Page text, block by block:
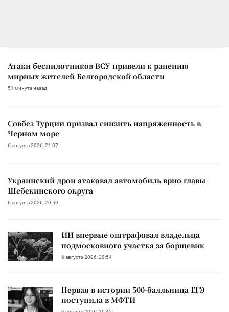
Атаки беспилотников ВСУ привели к ранению
мирных жителей Белгородской области
51 минута назад
Совбез Турции призвал снизить напряженность в
Черном море
6 августа 2026, 21:07
Украинский дрон атаковал автомобиль врио главы
Шебекинского округа
6 августа 2026, 20:59
ИИ впервые оштрафовал владельца
подмосковного участка за борщевик
6 августа 2026, 20:54
Первая в истории 500-балльница ЕГЭ
поступила в МФТИ